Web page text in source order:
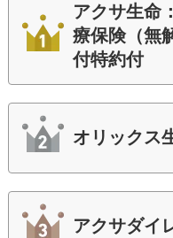
アクサ生命
療保険（無
付特約付
オリックス
アクサダイ